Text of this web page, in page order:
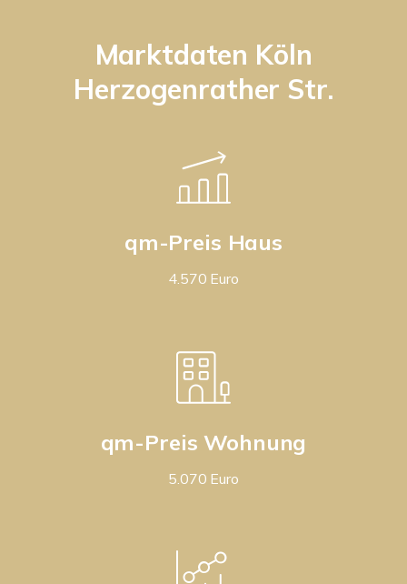
Marktdaten Köln
Herzogenrather Str.
qm-Preis Haus
4.570 Euro
qm-Preis Wohnung
5.070 Euro